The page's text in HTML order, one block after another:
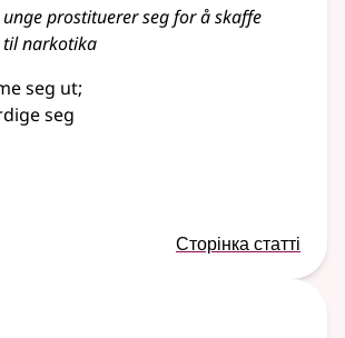
prostituererseg for å skaffe
til narkotika
seg ut;
seg
Сторінка статті